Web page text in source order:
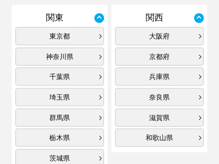
関東
東京都
神奈川県
千葉県
埼玉県
群馬県
栃木県
茨城県
関西
大阪府
京都府
兵庫県
奈良県
滋賀県
和歌山県